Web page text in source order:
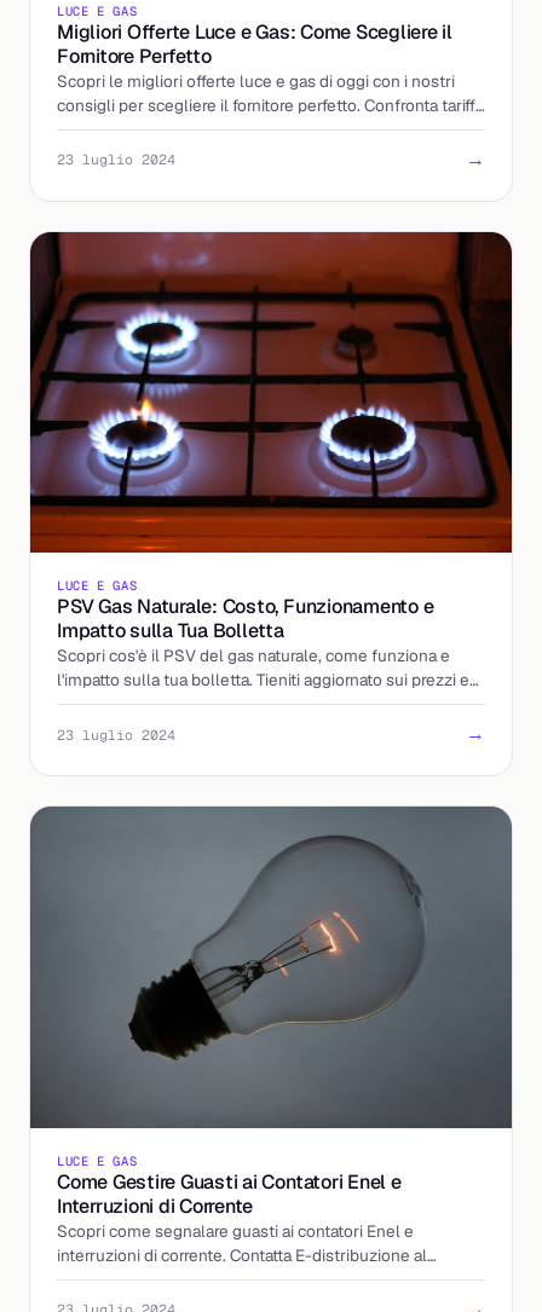
LUCE E GAS
Migliori Offerte Luce e Gas: Come Scegliere il
Fornitore Perfetto
Scopri le migliori offerte luce e gas di oggi con i nostri
consigli per scegliere il fornitore perfetto. Confronta tariffe
e leggi le recensioni.
23 luglio 2024 →
LUCE E GAS
PSV Gas Naturale: Costo, Funzionamento e
Impatto sulla Tua Bolletta
Scopri cos'è il PSV del gas naturale, come funziona e
l'impatto sulla tua bolletta. Tieniti aggiornato sui prezzi e
sulle tariffe migliori!
23 luglio 2024 →
LUCE E GAS
Come Gestire Guasti ai Contatori Enel e
Interruzioni di Corrente
Scopri come segnalare guasti ai contatori Enel e
interruzioni di corrente. Contatta E-distribuzione al
numero 803500 per assistenza immediata.